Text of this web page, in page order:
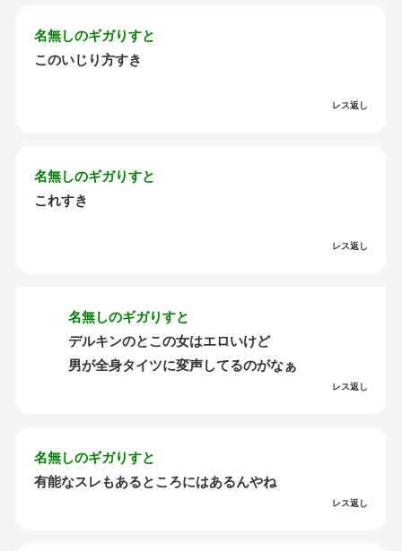
名無しのギガりすと
このいじり方すき
レス返し
名無しのギガりすと
これすき
レス返し
名無しのギガりすと
デルキンのとこの女はエロいけど
男が全身タイツに変声してるのがなぁ
レス返し
名無しのギガりすと
有能なスレもあるところにはあるんやね
レス返し